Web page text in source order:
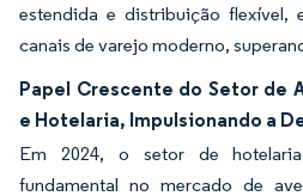
estendida e distribuição flexível,
canais de varejo moderno,
Papel Crescente do Setor de
e Hotelaria, Impulsionando a
Em 2024, o setor de
fundamental no mercado de